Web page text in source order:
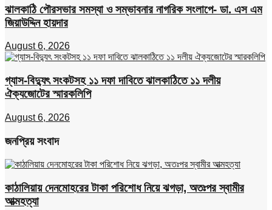
ঝালকাঠি পৌরসভার সমস্যা ও সম্ভাবনার নাগরিক সংলাপে- ডা. এস এম
জিয়াউদ্দিন হায়দার
August 6, 2026
গ্যাস-বিদ্যুৎ সংকটসহ ১১ দফা দাবিতে ঝালকাঠিতে ১১ দলীয়
ঐক্যজোটের স্মারকলিপি
August 6, 2026
জনপ্রিয় সংবাদ
কাঠালিয়ায় দেনমোহরের টাকা পরিশোধ নিয়ে ঝগড়া, অতঃপর স্বামীর
আত্মহত্যা